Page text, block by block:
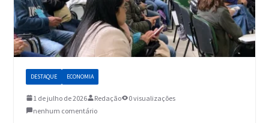
DESTAQUE ECONOMIA
1 de julho de 2026 Redação
0 visualizações
nenhum comentário